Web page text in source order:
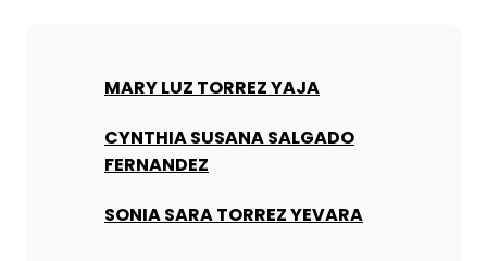
MARY LUZ TORREZ YAJA
CYNTHIA SUSANA SALGADO
FERNANDEZ
SONIA SARA TORREZ YEVARA